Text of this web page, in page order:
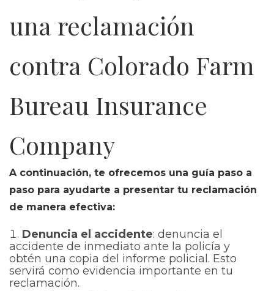
una reclamación
contra Colorado Farm
Bureau Insurance
Company
A continuación, te ofrecemos una guía paso a
paso para ayudarte a presentar tu reclamación
de manera efectiva:
Denuncia el accidente: denuncia el
accidente de inmediato ante la policía y
obtén una copia del informe policial. Esto
servirá como evidencia importante en tu
reclamación.